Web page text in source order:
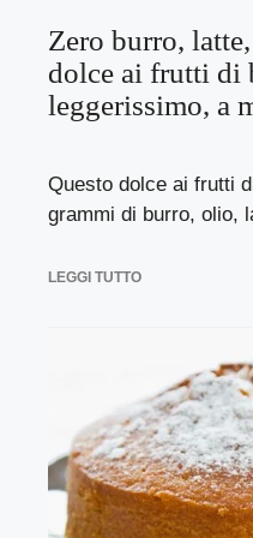
Zero burro,
dolce ai frutti di
leggerissimo, a
Questo dolce ai frutti
grammi di burro, olio,
LEGGI TUTTO